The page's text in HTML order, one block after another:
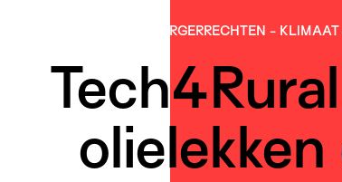
BURGER­RECHTEN - KLIMAAT